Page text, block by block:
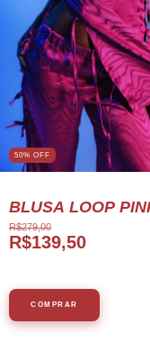
50% OFF
BLUSA LOOP
R$279,00
R$139,50
COMPRAR